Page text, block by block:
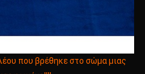
που βρέθηκε στο σώμα μιας